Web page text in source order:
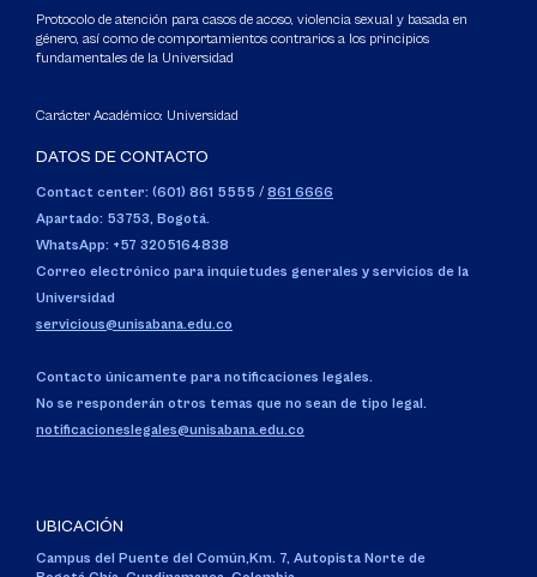
Protocolo de atención para casos de acoso, violencia sexual y basada en
género, así como de comportamientos contrarios a los principios
fundamentales de la Universidad
Carácter Académico: Universidad
DATOS DE CONTACTO
Contact center: (601) 861 5555 / 861 6666
Apartado: 53753, Bogotá.
WhatsApp: +57 3205164838
Correo electrónico para inquietudes generales y servicios de la
Universidad
servicious@unisabana.edu.co
Contacto únicamente para notificaciones legales.
No se responderán otros temas que no sean de tipo legal.
notificacioneslegales@unisabana.edu.co
UBICACIÓN
Campus del Puente del Común,Km. 7, Autopista Norte de